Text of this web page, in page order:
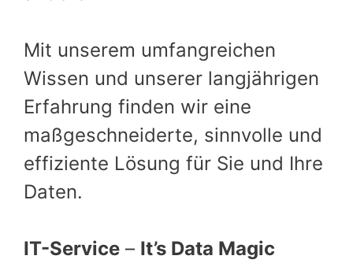
Mit unserem umfangreichen
Wissen und unserer langjährigen
Erfahrung finden wir eine
maßgeschneiderte, sinnvolle und
effiziente Lösung für Sie und Ihre
Daten.
IT-Service – It’s Data Magic